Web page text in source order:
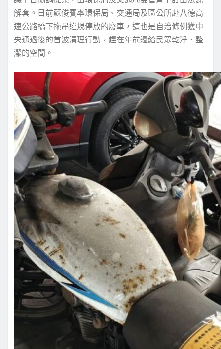
解套。日前蘇俊賓率環保局、交通局及區公所赴八德高
速公路橋下拖吊違規停放的廢車，這也是自治條例獲中
央通過後的首波清理行動，趕在年前還給民眾乾淨、整
潔的空間。